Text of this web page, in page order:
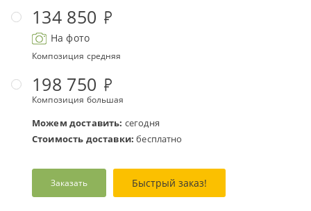
компании
Change
language
134 850
На фото
Композиция средняя
198 750
Композиция большая
Можем доставить: сегодня
Стоимость доставки: бесплатно
Заказать Быстрый заказ!